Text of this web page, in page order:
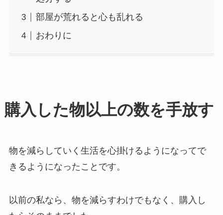
部屋が荒れると心も乱れる
おわりに
購入した物以上の数を手放す
物を減らしていく生活を心掛けるようになってで
きるようになったことです。
以前の私なら、物を減らすわけでもなく、購入し